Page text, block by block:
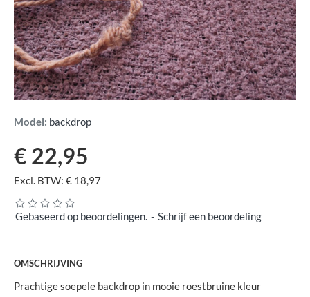
Model: backdrop
Gebaseerd op beoordelingen. - Schrijf een beoordeling
€ 22,95
Excl. BTW: € 18,97
OMSCHRIJVING
Prachtige soepele backdrop in mooie roestbruine kleur